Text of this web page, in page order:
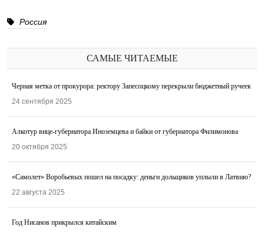
Россия
САМЫЕ ЧИТАЕМЫЕ
Черная метка от прокурора: ректору Запесоцкому перекрыли бюджетный ручеек
24 сентября 2025
Алкотур вице-губернатора Иноземцева и байки от губернатора Филимонова
20 октября 2025
«Самолет» Воробьевых пошел на посадку: деньги дольщиков уплыли в Латвию?
22 августа 2025
Год Нисанов прикрылся китайским